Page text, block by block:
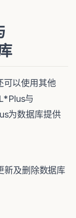
可以使用其他
与
为数据库提供
新及删除数据库